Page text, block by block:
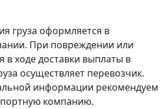
груза оформляется в
При повреждении или
в ходе доставки выплаты в
осуществляет перевозчик.
информации рекомендуем
компанию.